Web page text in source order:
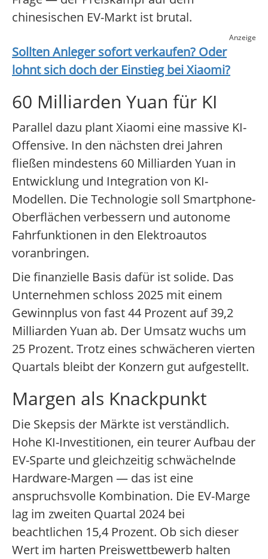
chinesischen EV-Markt ist brutal.
Anzeige
Sollten Anleger sofort verkaufen? Oder
lohnt sich doch der Einstieg beiXiaomi?
60 Milliarden Yuan für KI
Parallel dazu plant Xiaomi eine massive KI-
Offensive. In den nächsten drei Jahren
fließen mindestens 60 Milliarden Yuan in
Entwicklung und Integration von KI-
Modellen. Die Technologie soll Smartphone-
Oberflächen verbessern und autonome
Fahrfunktionen in den Elektroautos
voranbringen.
Die finanzielle Basis dafür ist solide. Das
Unternehmen schloss 2025 mit einem
Gewinnplus von fast 44 Prozent auf 39,2
Milliarden Yuan ab. Der Umsatz wuchs um
25 Prozent. Trotz eines schwächeren vierten
Quartals bleibt der Konzern gut aufgestellt.
Margen als Knackpunkt
Die Skepsis der Märkte ist verständlich.
Hohe KI-Investitionen, ein teurer Aufbau der
EV-Sparte und gleichzeitig schwächelnde
Hardware-Margen — das ist eine
anspruchsvolle Kombination. Die EV-Marge
lag im zweiten Quartal 2024 bei
beachtlichen 15,4 Prozent. Ob sich dieser
Wert im harten Preiswettbewerb halten